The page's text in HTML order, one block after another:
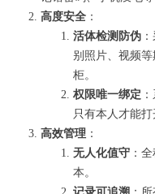
高度安全 ：
活体检测防伪
别照片、视频
柜。
权限唯一绑定
只有本人才能打
高效管理 ：
无人化值守 ：
本。